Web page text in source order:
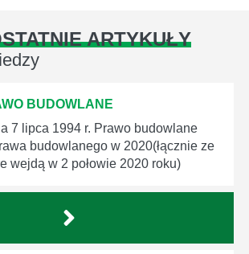
ARTYKUŁY
BUDOWLANE
7 lipca 1994 r. Prawo budowlane
budowlanego w 2020(łącznie ze
wejdą w 2 połowie 2020 roku)